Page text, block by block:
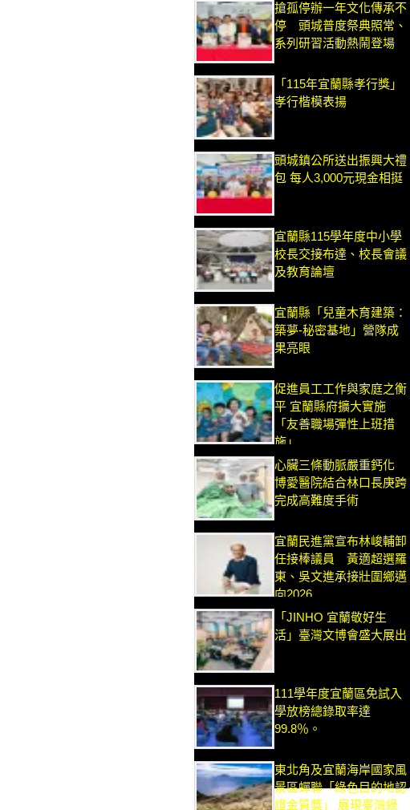
搶孤停辦一年文化傳承不
停 頭城普度祭典照常、
系列研習活動熱鬧登場
「115年宜蘭縣孝行獎」
孝行楷模表揚
頭城鎮公所送出振興大禮
包 每人3,000元現金相挺
宜蘭縣115學年度中小學
校長交接布達、校長會議
及教育論壇
宜蘭縣「兒童木育建築：
築夢-秘密基地」營隊成
果亮眼
促進員工工作與家庭之衡
平 宜蘭縣府擴大實施
「友善職場彈性上班措
施」
心臟三條動脈嚴重鈣化
博愛醫院結合林口長庚跨
完成高難度手術
宜蘭民進黨宣布林峻輔卸
任接棒議員 黃適超選羅
東、吳文進承接壯圍鄉邁
向2026
「JINHO 宜蘭敬好生
活」臺灣文博會盛大展出
111學年度宜蘭區免試入
學放榜總錄取率達
99.8％。
東北角及宜蘭海岸國家風
景區蟬聯「綠色目的地認
證金質獎」 展現臺灣綠